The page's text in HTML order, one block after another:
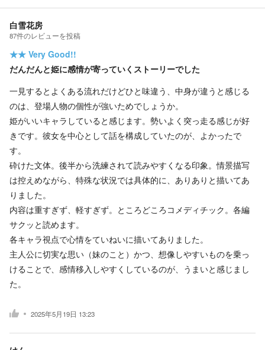
白雪花房
87件のレビューを投稿
★★ Very Good!!
だんだんと姫に感情が寄っていくストーリーでした
一見するとよくある流れだけどひと味違う、中身が違うと感じる
のは、登場人物の個性が強いためでしょうか。
姫がいいキャラしていると感じます。勢いよく突っ走る感じが好
きです。彼女を中心として話を構成していたのが、よかったで
す。
砕けた文体。後半から洗練されて読みやすくなる印象。情景描写
は控えめながら、特殊な状況では具体的に、ありありと描いてあ
りました。
内容は重すぎず、軽すぎず。ところどころコメディチック。各編
サクッと読めます。
各キャラ視点で心情をていねいに描いてありました。
主人公に切実な思い（妹のこと）かつ、想像しやすいものを乗っ
けることで、感情移入しやすくしているのが、うまいと感じまし
た。
2025年5月19日 13:23